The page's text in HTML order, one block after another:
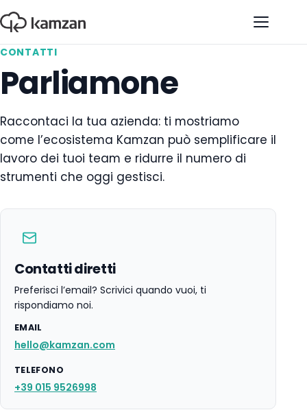
Apri il
CONTATTI
Parliamone
Raccontaci la tua azienda: ti mostriamo
come l’ecosistema Kamzan può semplificare il
lavoro dei tuoi team e ridurre il numero di
strumenti che oggi gestisci.
Contatti diretti
Preferisci l’email? Scrivici quando vuoi, ti
rispondiamo noi.
EMAIL
hello@kamzan.com
TELEFONO
+39 015 9526998